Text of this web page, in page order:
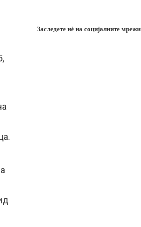
Заследете нѐ на социјалните мрежи